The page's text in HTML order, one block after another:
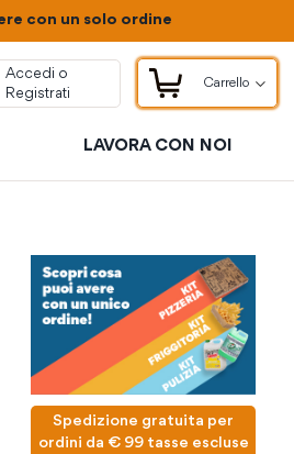
con un solo ordine
Accedi o
Registrati
Carrello
Carrello
LAVORA CON NOI
Spedizione gratuita per
ordini da € 99 tasse escluse